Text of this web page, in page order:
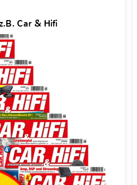
Car & Hifi